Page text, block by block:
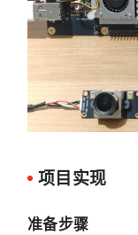
项目实现
准备步骤